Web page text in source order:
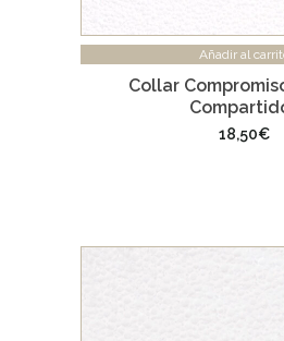
Añadir al
Collar
18,50€